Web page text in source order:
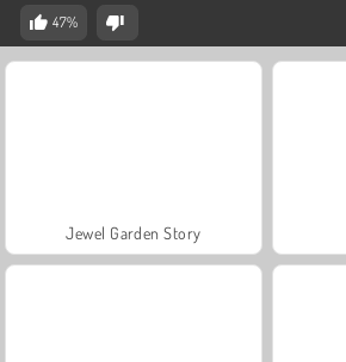
47%
Jewel Garden Story